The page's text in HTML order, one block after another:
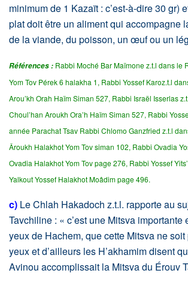
minimum de 1 Kazaït : c’est-à-dire 30 gr)
plat doit être un aliment qui accompagne
de la viande, du poisson, un œuf ou un
Références : Rabbi Moché Bar Maïmone z.t.l dans le
Yom Tov Pérek 6 halakha 1, Rabbi Yossef Karoz.t.l
Arou’kh Orah Haïm Siman 527, Rabbi Israël Isserlas
Choul’han Aroukh Ora’h Haïm Siman 527, Rabbi
année Parachat Tsav Rabbi Chlomo Ganzfried z.t.l
Âroukh Halakhot Yom Tov siman 102, Rabbi Ovadia
Ovadia Halakhot Yom Tov page 276, Rabbi Yossef
Yalkout Yossef Halakhot Moâdim page 496.
c) Le Chlah Hakadoch z.t.l. rapporte au
Tavchiline : « c’est une Mitsva importante
yeux de Hachem, que cette Mitsva ne
yeux et d’ailleurs les H’akhamim disent
Avinou accomplissait la Mitsva du Érouv